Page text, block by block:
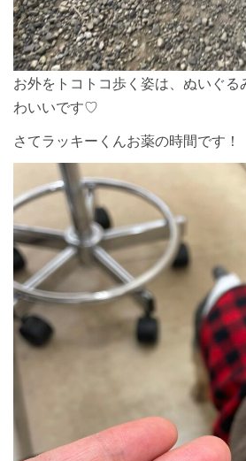
お外をトコトコ歩く姿は、ぬいぐ
わいいです♡
さてラッキーくんお薬の時間です！